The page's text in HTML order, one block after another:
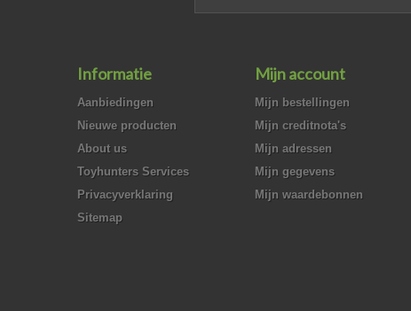
Informatie
Aanbiedingen
Nieuwe producten
About us
Toyhunters Services
Privacyverklaring
Sitemap
Mijn account
Mijn bestellingen
Mijn creditnota's
Mijn adressen
Mijn gegevens
Mijn waardebonnen